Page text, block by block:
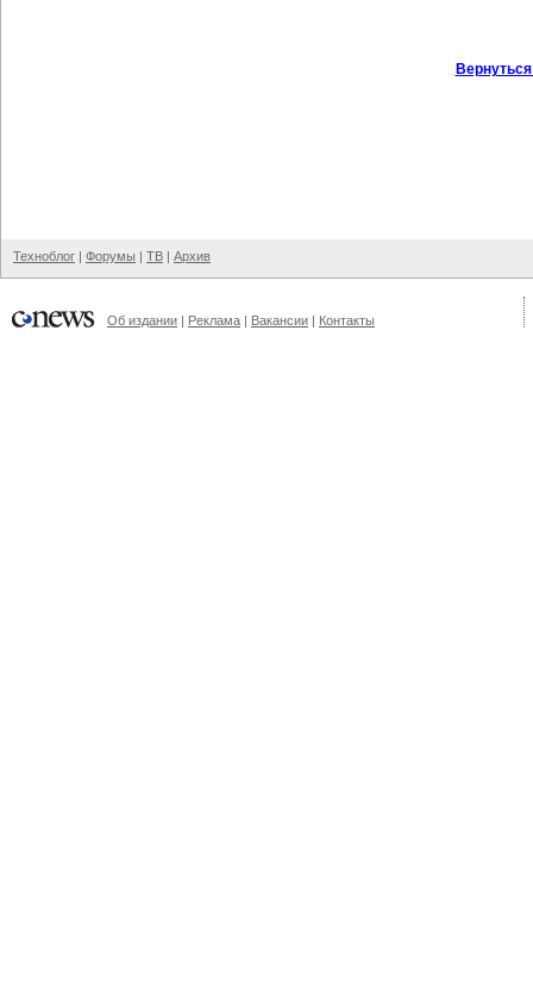
Техноблог | Форумы | ТВ | Архив
Об издании | Реклама | Вакансии | Контакты